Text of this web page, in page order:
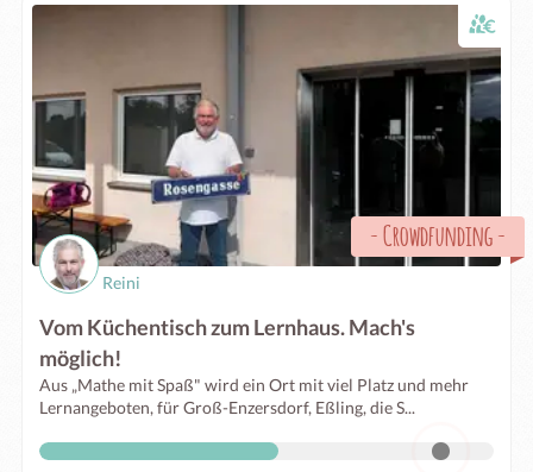
-Crowdfunding-
Reini
Vom Küchentisch zum Lernhaus. Mach's
möglich!
Aus „Mathe mit Spaß" wird ein Ort mit viel Platz und mehr
Lernangeboten, für Groß-Enzersdorf, Eßling, die S...